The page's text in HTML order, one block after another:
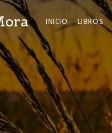
INICIO LIBROS